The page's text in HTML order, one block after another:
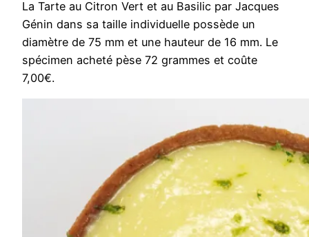
La Tarte au Citron Vert et au Basilic par Jacques
Génin dans sa taille individuelle possède un
diamètre de 75 mm et une hauteur de 16 mm. Le
spécimen acheté pèse 72 grammes et coûte
7,00€.